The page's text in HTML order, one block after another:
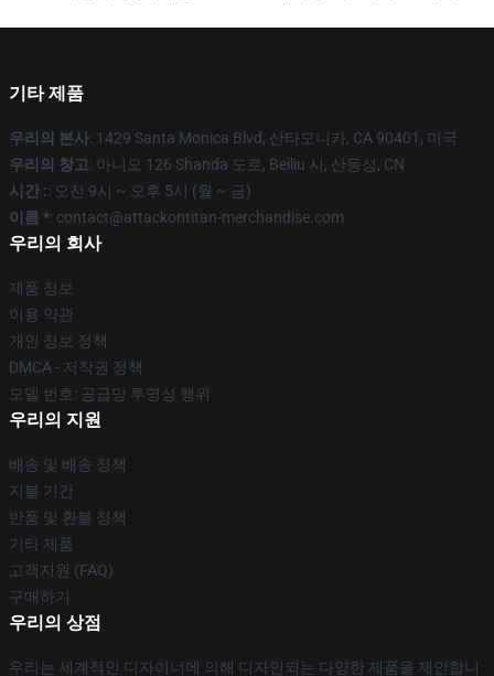
기타 제품
우리의 본사: 1429 Santa Monica Blvd, 산타모니카, CA 90401, 미국
우리의 창고: 아니오 126 Shanda 도로, Beiliu 시, 산동성, CN
시간 :: 오전 9시 ~ 오후 5시 (월 ~ 금)
이름 *: contact@attackontitan-merchandise.com
우리의 회사
제품 정보
이용 약관
개인 정보 정책
DMCA - 저작권 정책
모델 번호: 공급망 투명성 행위
우리의 지원
배송 및 배송 정책
지불 기간
반품 및 환불 정책
기타 제품
고객지원 (FAQ)
구매하기
우리의 상점
우리는 세계적인 디자이너에 의해 디자인되는 다양한 제품을 제안합니